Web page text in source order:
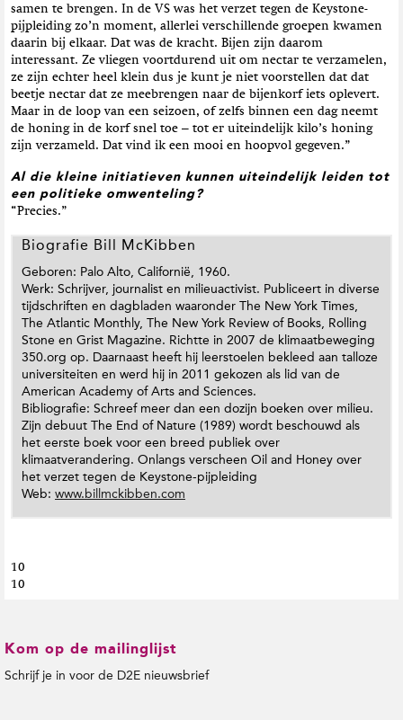
samen te brengen. In de VS was het verzet tegen de Keystone-
pijpleiding zo’n moment, allerlei verschillende groepen kwamen
daarin bij elkaar. Dat was de kracht. Bijen zijn daarom
interessant. Ze vliegen voortdurend uit om nectar te verzamelen,
ze zijn echter heel klein dus je kunt je niet voorstellen dat dat
beetje nectar dat ze meebrengen naar de bijenkorf iets oplevert.
Maar in de loop van een seizoen, of zelfs binnen een dag neemt
de honing in de korf snel toe – tot er uiteindelijk kilo’s honing
zijn verzameld. Dat vind ik een mooi en hoopvol gegeven.”
Al die kleine initiatieven kunnen uiteindelijk leiden tot
een politieke omwenteling?
“Precies.”
Biografie Bill McKibben
Geboren: Palo Alto, Californië, 1960.
Werk: Schrijver, journalist en milieuactivist. Publiceert in diverse
tijdschriften en dagbladen waaronder The New York Times,
The Atlantic Monthly, The New York Review of Books, Rolling
Stone en Grist Magazine. Richtte in 2007 de klimaatbeweging
350.org op. Daarnaast heeft hij leerstoelen bekleed aan talloze
universiteiten en werd hij in 2011 gekozen als lid van de
American Academy of Arts and Sciences.
Bibliografie: Schreef meer dan een dozijn boeken over milieu.
Zijn debuut The End of Nature (1989) wordt beschouwd als
het eerste boek voor een breed publiek over
klimaatverandering. Onlangs verscheen Oil and Honey over
het verzet tegen de Keystone-pijpleiding
Web: www.billmckibben.com
10
10
Kom op de mailinglijst
Schrijf je in voor de D2E nieuwsbrief